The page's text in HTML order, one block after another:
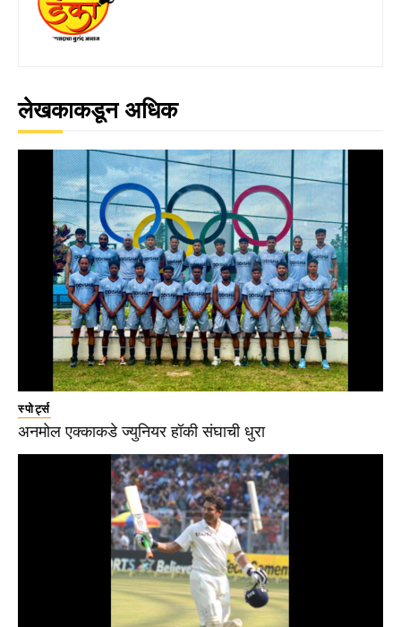
लेखकाकडून अधिक
स्पोर्ट्स
अनमोल एक्काकडे ज्युनियर हॉकी संघाची धुरा